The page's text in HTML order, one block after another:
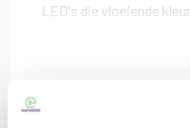
LED's die vloeiende
eenvoudig aan elkaar
gecordineerde
Lees meer
Andere